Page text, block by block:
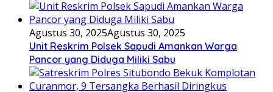
Agustus 30, 2025Agustus 30, 2025
Unit Reskrim Polsek Sapudi Amankan Warga
Pancor yang Diduga Miliki Sabu